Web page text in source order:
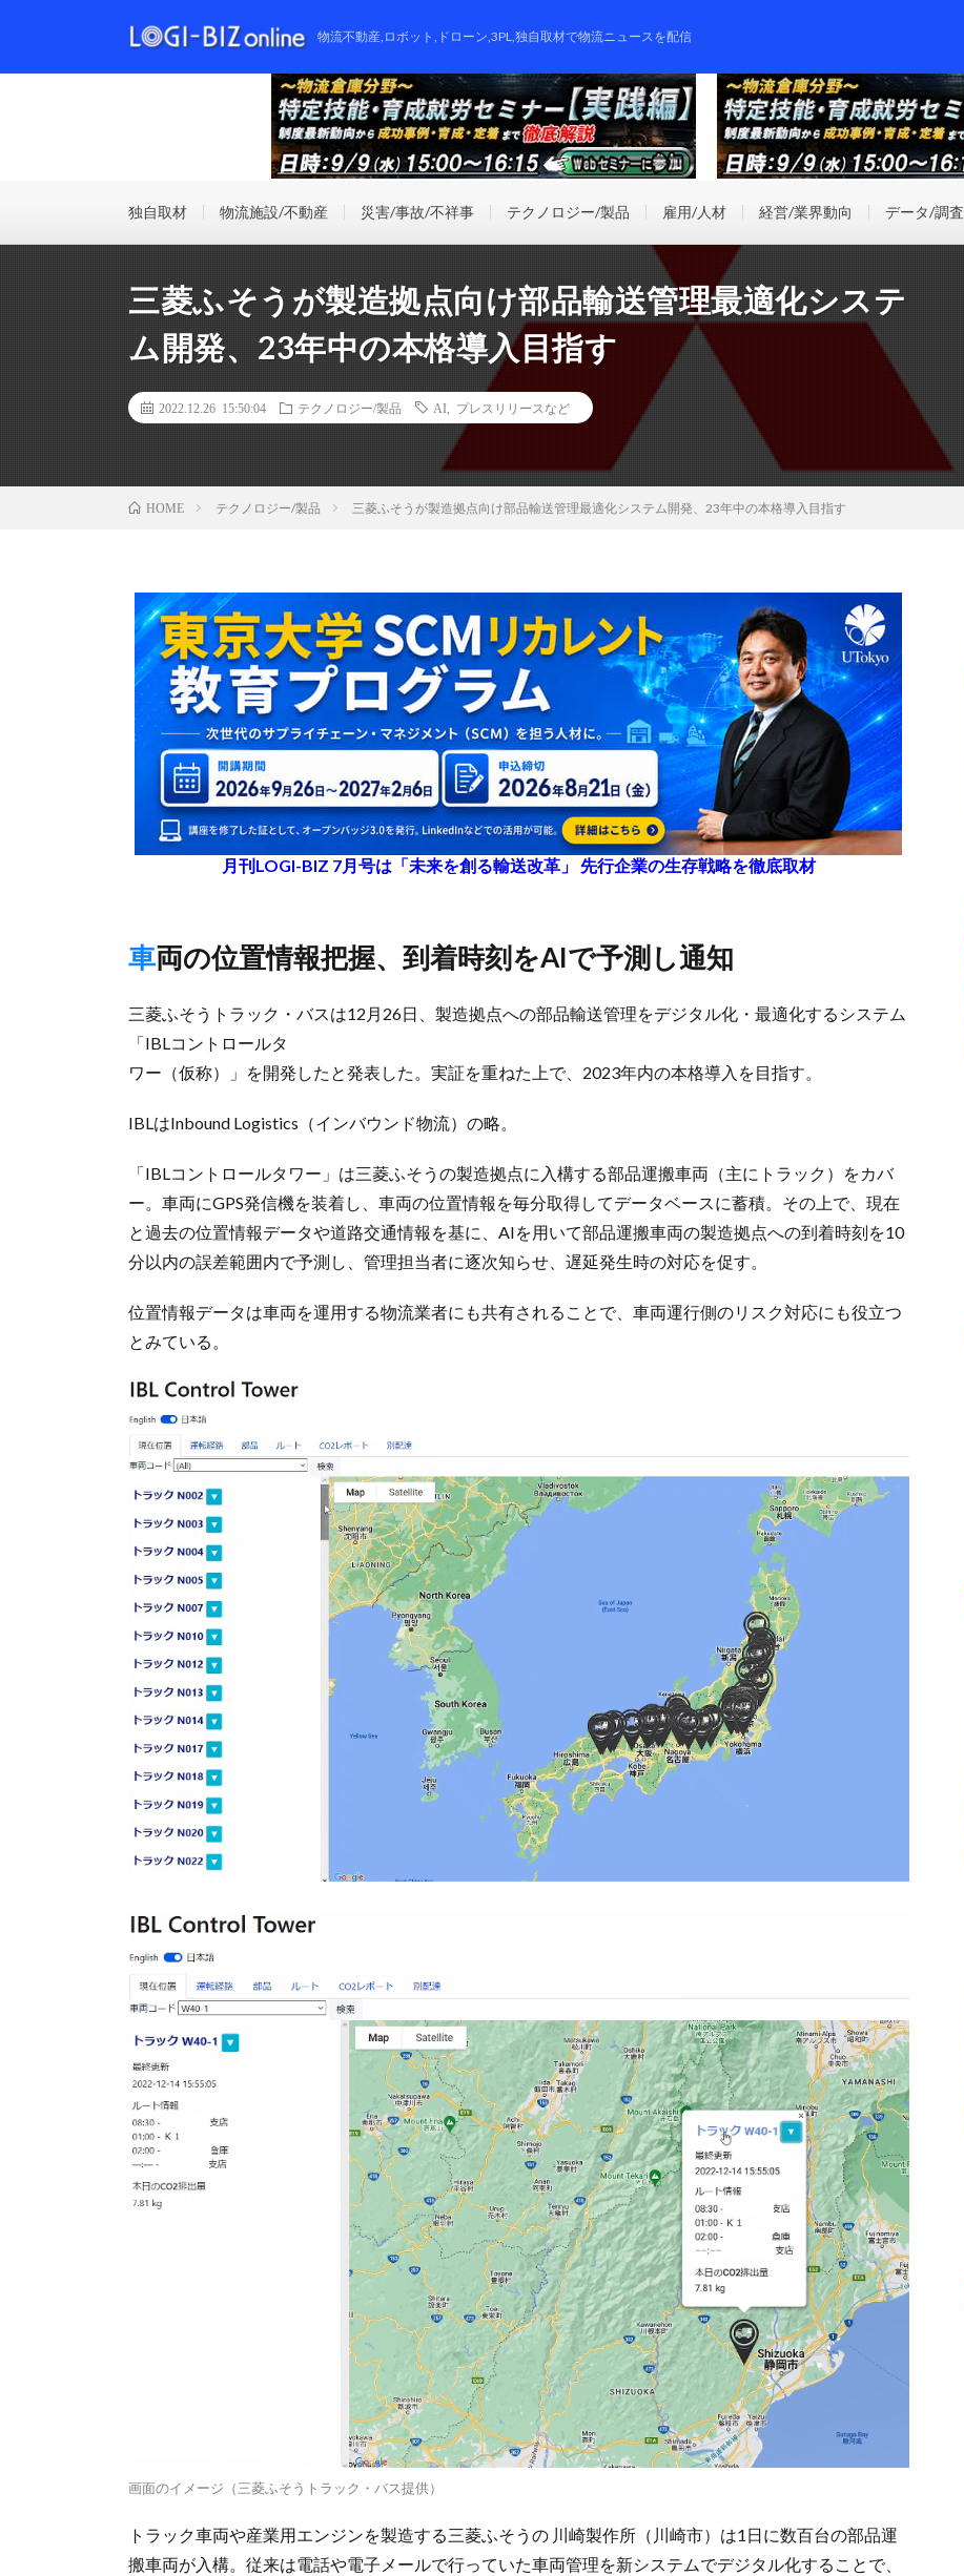
物流不動産,ロボット,ドローン,3PL,独自取材で物流ニュースを配信
独自取材 物流施設/不動産 災害/事故/不祥事 テクノロジー/製品 雇用/人材 経営/業界動向 データ/調査
三菱ふそうが製造拠点向け部品輸送管理最適化システ
ム開発、23年中の本格導入目指す
2022.12.26 15:50:04 テクノロジー/製品 AI プレスリリースなど
HOME テクノロジー/製品 三菱ふそうが製造拠点向け部品輸送管理最適化システム開発、23年中の本格導入目指す
月刊LOGI-BIZ 7月号は「未来を創る輸送改革」 先行企業の生存戦略を徹底取材
車両の位置情報把握、到着時刻をAIで予測し通知
三菱ふそうトラック・バスは12月26日、製造拠点への部品輸送管理をデジタル化・最適化するシステム
「IBLコントロールタ
ワー（仮称）」を開発したと発表した。実証を重ねた上で、2023年内の本格導入を目指す。
IBLはInbound Logistics（インバウンド物流）の略。
「IBLコントロールタワー」は三菱ふそうの製造拠点に入構する部品運搬車両（主にトラック）をカバ
ー。車両にGPS発信機を装着し、車両の位置情報を毎分取得してデータベースに蓄積。その上で、現在
と過去の位置情報データや道路交通情報を基に、AIを用いて部品運搬車両の製造拠点への到着時刻を10
分以内の誤差範囲内で予測し、管理担当者に逐次知らせ、遅延発生時の対応を促す。
位置情報データは車両を運用する物流業者にも共有されることで、車両運行側のリスク対応にも役立つ
とみている。
画面のイメージ（三菱ふそうトラック・バス提供）
トラック車両や産業用エンジンを製造する三菱ふそうの 川崎製作所（川崎市）は1日に数百台の部品運
搬車両が入構。従来は電話や電子メールで行っていた車両管理を新システムでデジタル化することで、